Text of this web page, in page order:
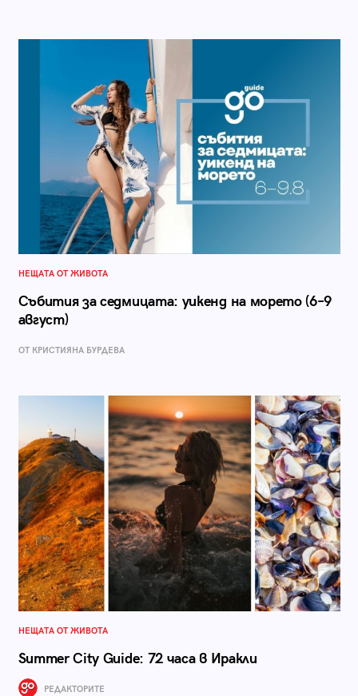
НЕЩАТА ОТ ЖИВОТА
Събития за седмицата: уикенд на морето (6–9
август)
ОТ КРИСТИЯНА БУРДЕВА
НЕЩАТА ОТ ЖИВОТА
Summer City Guide: 72 часа в Иракли
РЕДАКТОРИТЕ